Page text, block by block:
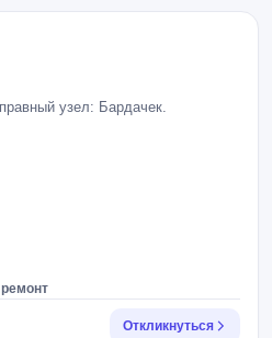
узел: Бардачек.
Откликнуться